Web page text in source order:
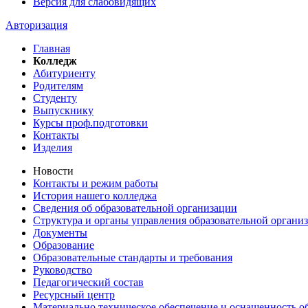
Авторизация
Главная
Колледж
Абитуриенту
Родителям
Студенту
Выпускнику
Курсы проф.подготовки
Контакты
Изделия
Новости
Контакты и режим работы
История нашего колледжа
Сведения об образовательной организации
Структура и органы управления образовательной
Документы
Образование
Образовательные стандарты и требования
Руководство
Педагогический состав
Ресурсный центр